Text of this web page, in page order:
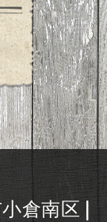
倉南区 |